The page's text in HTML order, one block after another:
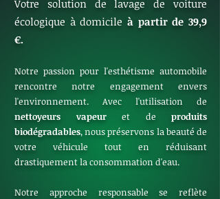
Votre solution de lavage de voiture
écologique à domicile à partir de 39,9
€.
Notre passion pour l'esthétisme automobile
rencontre notre engagement envers
l'environnement. Avec l'utilisation de
nettoyeurs vapeuret de produits
biodégradables, nous préservons la beauté de
votre véhicule tout en réduisant
drastiquement la consommation d'eau.
Notre approche responsable se reflète